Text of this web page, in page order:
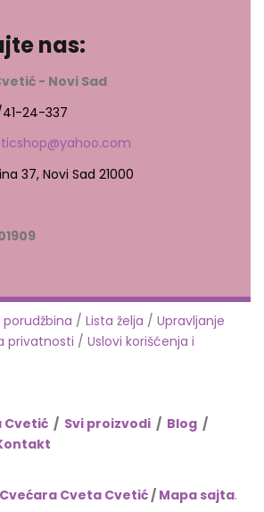
nas:
- Novi Sad
24-337
37, Novi Sad 21000
porudžbina / Lista želja / Upravljanje
privatnosti / Uslovi korišćenja i
Cvetić / Svi proizvodi / Blog /
Cvećara Cveta Cvetić/ Mapa sajta.